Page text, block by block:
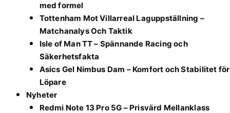
med formel
Tottenham Mot Villarreal Laguppställning –
Matchanalys Och Taktik
Isle of Man TT – Spännande Racing och
Säkerhetsfakta
Asics Gel Nimbus Dam – Komfort och Stabilitet för
Löpare
Nyheter
Redmi Note 13 Pro 5G – Prisvärd Mellanklass